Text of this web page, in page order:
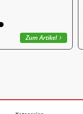
Zum Artikel